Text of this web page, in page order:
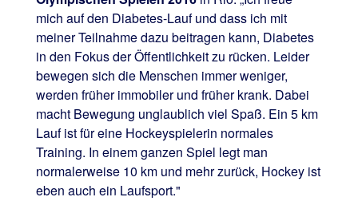
mich auf den Diabetes-Lauf und dass ich mit
meiner Teilnahme dazu beitragen kann, Diabetes
in den Fokus der Öffentlichkeit zu rücken. Leider
bewegen sich die Menschen immer weniger,
werden früher immobiler und früher krank. Dabei
macht Bewegung unglaublich viel Spaß. Ein 5 km
Lauf ist für eine Hockeyspielerin normales
Training. In einem ganzen Spiel legt man
normalerweise 10 km und mehr zurück, Hockey ist
eben auch ein Laufsport."